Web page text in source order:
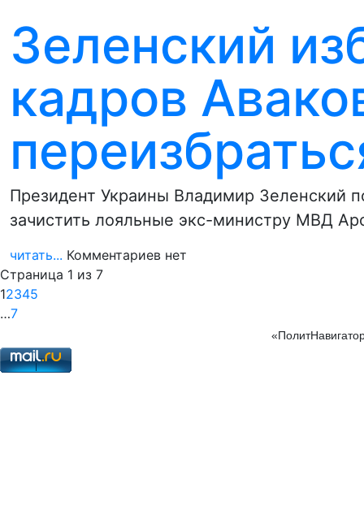
Зеленский
кадров
Президент Украины Владимир Зеленский
зачистить лояльные экс-министру МВД
читать... Комментариев нет
Страница 1 из 7
12345
…7